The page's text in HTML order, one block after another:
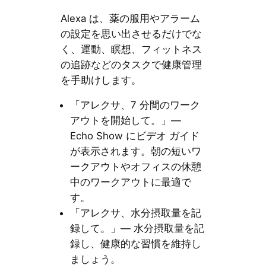
Alexa は、薬の服用やアラーム
の設定を思い出させるだけでな
く、運動、瞑想、フィットネス
の追跡などのタスクで健康管理
を手助けします。
「アレクサ、7 分間のワーク
アウトを開始して。」—
Echo Show にビデオ ガイド
が表示されます。朝の短いワ
ークアウトやオフィスの休憩
中のワークアウトに最適で
す。
「アレクサ、水分摂取量を記
録して。」— 水分摂取量を記
録し、健康的な習慣を維持し
ましょう。